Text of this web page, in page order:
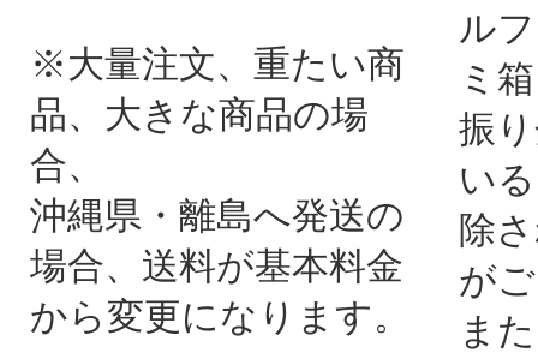
※大量注文、重たい商
品、大きな商品の場
合、
沖縄県・離島へ発送の
場合、送料が基本料金
から変更になります。
ル
ミ
振
い
除
が
ま